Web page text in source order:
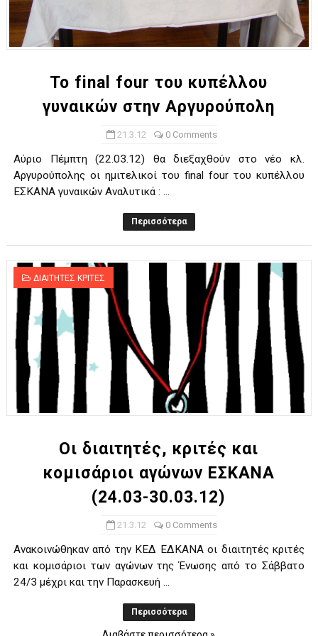
To final four του κυπέλλου
γυναικών στην Αργυρούπολη
21.3.12 0 Comments
Αύριο Πέμπτη (22.03.12) θα διεξαχθούν στο νέο κλ.
Αργυρούπολης οι ημιτελικοί του final four του κυπέλλου
ΕΣΚΑΝΑ γυναικών Αναλυτικά : ...
Περισσότερα
ΔΙΑΙΤΗΤΕΣ ΚΡΙΤΕΣ
Οι διαιτητές, κριτές και
κομισάριοι αγώνων ΕΣΚΑΝΑ
(24.03-30.03.12)
21.3.12 0 Comments
Ανακοινώθηκαν από την ΚΕΔ ΕΔΚΑΝΑ οι διαιτητές κριτές
και κομισάριοι των αγώνων της Ένωσης από το Σάββατο
24/3 μέχρι και την Παρασκευή ...
Περισσότερα